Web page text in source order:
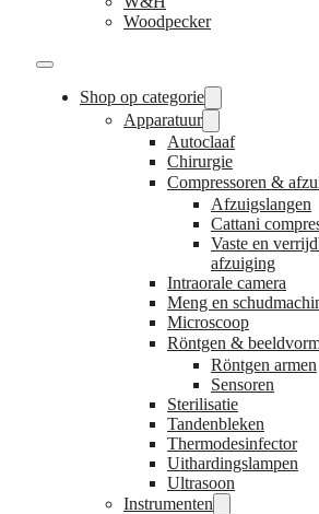
Woodpecker
Shop op categorie
Apparatuur
Autoclaaf
Chirurgie
Compressoren &
Afzuigslangen
Cattani
Vaste en
afzuiging
Intraorale camera
Meng en
Microscoop
Röntgen &
Röntgen armen
Sensoren
Sterilisatie
Tandenbleken
Thermodesinfector
Uithardingslampen
Ultrasoon
Instrumenten